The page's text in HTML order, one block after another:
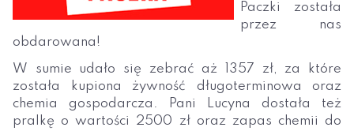
Paczki została
przez nas
obdarowana!
W sumie udało się zebrać aż 1357 zł, za które
została kupiona żywność długoterminowa oraz
chemia gospodarcza. Pani Lucyna dostała też
pralkę o wartości 2500 zł oraz zapas chemii do